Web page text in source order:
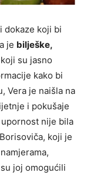
dokaze koji bi
je bilješke,
koji su jasno
kako bi
Vera je naišla na
i pokušaje
nije bila
koji je
joj omogućili